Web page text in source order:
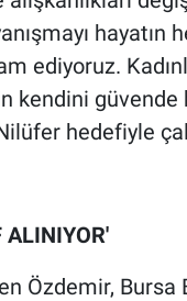
hayatın
ediyoruz.
kendini
hedefiyle
ALINIYOR'
Özdemir, Bursa